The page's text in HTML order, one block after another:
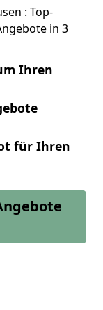
: Top-
in 3
Ihren
für Ihren